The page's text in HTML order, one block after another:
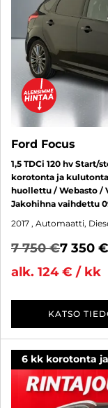
Ford Focus
1,5 TDCi 120 hv
korotonta ja
huollettu / Webasto /
Jakohihna vaihdettu
2017 , Automaatti,
7 750 €7 350 €
alk. 124 € / kk
KATSO
6 kk korotonta